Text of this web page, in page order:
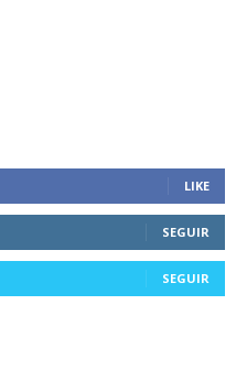
LIKE
SEGUIR
SEGUIR